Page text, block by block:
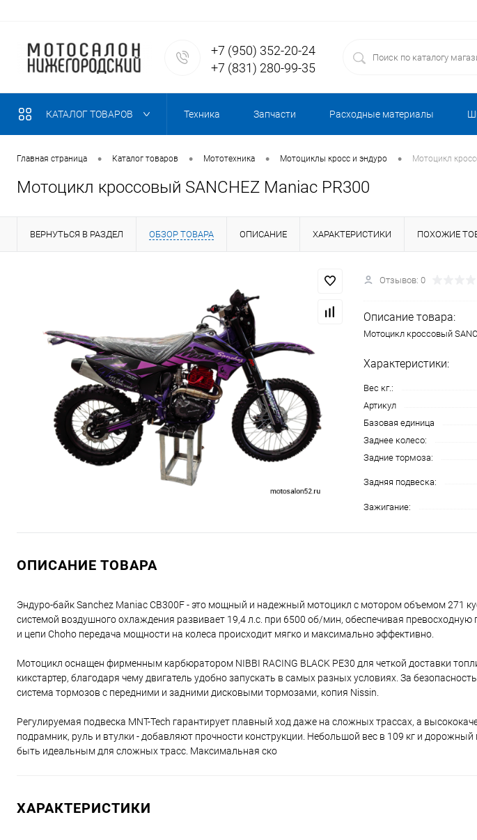
+7 (950) 352-20-24
+7 (831) 280-99-35
КАТАЛОГ ТОВАРОВ Техника Запчасти Расходные материалы
Главная страница • Каталог товаров • Мототехника • Мотоциклы кросс и эндуро • Мотоцикл
Мотоцикл кроссовый SANCHEZ Maniac PR300
ВЕРНУТЬСЯ В РАЗДЕЛ ОБЗОР ТОВАРА ОПИСАНИЕ ХАРАКТЕРИСТИКИ ПОХОЖИЕ
Отзывов: 0
Описание товара:
Мотоцикл кроссовый
Характеристики:
Вес кг.:
Артикул
Базовая единица
Заднее колесо:
Задние тормоза:
Задняя подвеска:
Зажигание:
ОПИСАНИЕ ТОВАРА
Эндуро-байк Sanchez Maniac CB300F - это мощный и надежный мотоцикл с мотором объемом 271
системой воздушного охлаждения развивает 19,4 л.с. при 6500 об/мин, обеспечивая
и цепи Choho передача мощности на колеса происходит мягко и максимально эффективно.
Мотоцикл оснащен фирменным карбюратором NIBBI RACING BLACK PE30 для четкой доставки
кикстартер, благодаря чему двигатель удобно запускать в самых разных условиях. За
система тормозов с передними и задними дисковыми тормозами, копия Nissin.
Регулируемая подвеска MNT-Tech гарантирует плавный ход даже на сложных трассах, а
подрамник, руль и втулки - добавляют прочности конструкции. Небольшой вес в 109 кг и
быть идеальным для сложных трасс. Максимальная ско
ХАРАКТЕРИСТИКИ